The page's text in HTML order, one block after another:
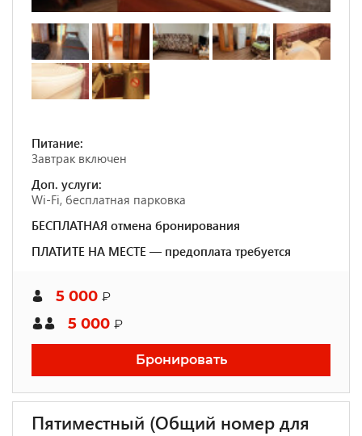
Питание:
Завтрак включен
Доп. услуги:
Wi-Fi, бесплатная парковка
БЕСПЛАТНАЯ отмена бронирования
ПЛАТИТЕ НА МЕСТЕ — предоплата требуется
5 000 ₽
5 000 ₽
Бронировать
Пятиместный (Общий номер для